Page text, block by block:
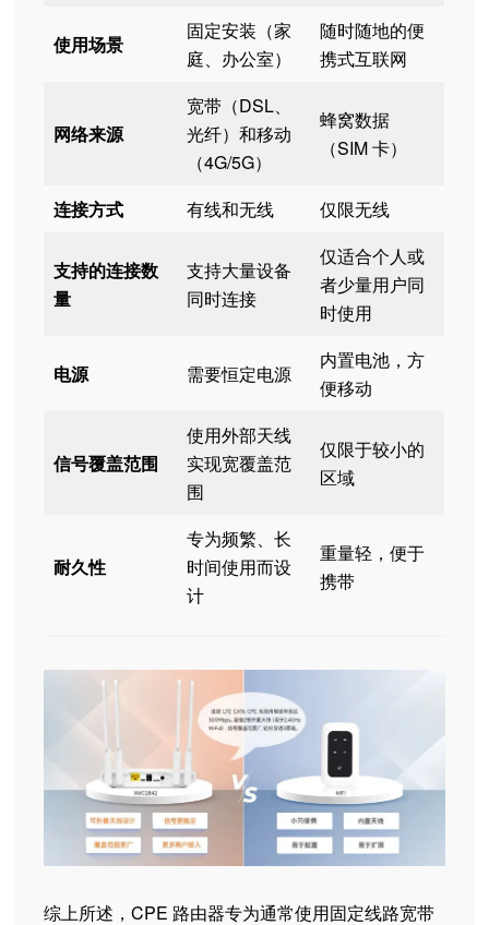
使用场景
固定安装（家
庭、办公室）
随时随地的便
携式互联网
网络来源
宽带（DSL、
光纤）和移动
（4G/5G）
蜂窝数据
（SIM 卡）
连接方式 有线和无线 仅限无线
支持的连接数
量
支持大量设备
同时连接
仅适合个人或
者少量用户同
时使用
电源 需要恒定电源
内置电池，方
便移动
信号覆盖范围
使用外部天线
实现宽覆盖范
围
仅限于较小的
区域
耐久性
专为频繁、长
时间使用而设
计
重量轻，便于
携带
综上所述，CPE 路由器专为通常使用固定线路宽带